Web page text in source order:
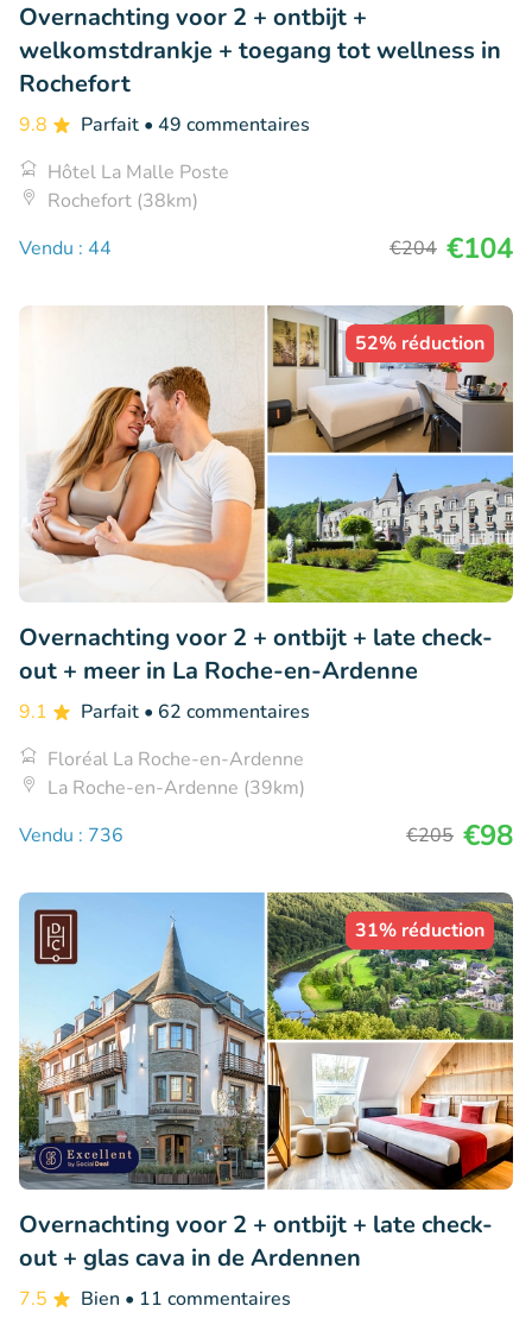
Overnachting voor 2 + ontbijt +
welkomstdrankje + toegang tot wellness in
Rochefort
9.8 Parfait • 49 commentaires
Hôtel La Malle Poste
Rochefort (38km)
Vendu : 44
€204 €104
52% réduction
Overnachting voor 2 + ontbijt + late check-
out + meer in La Roche-en-Ardenne
9.1 Parfait • 62 commentaires
Floréal La Roche-en-Ardenne
La Roche-en-Ardenne (39km)
Vendu : 736
€205 €98
31% réduction
Overnachting voor 2 + ontbijt + late check-
out + glas cava in de Ardennen
7.5 Bien • 11 commentaires